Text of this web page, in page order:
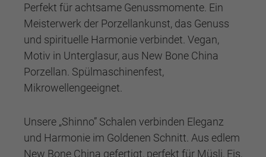
Perfekt für achtsame Genussmomente. Ein
Meisterwerk der Porzellankunst, das Genuss
und spirituelle Harmonie verbindet. Vegan,
Motiv in Unterglasur, aus New Bone China
Porzellan. Spülmaschinenfest,
Mikrowellengeeignet.
Unsere „Shinno” Schalen verbinden Eleganz
und Harmonie im Goldenen Schnitt. Aus edlem
New Bone China gefertigt, perfekt für Müsli, Eis,